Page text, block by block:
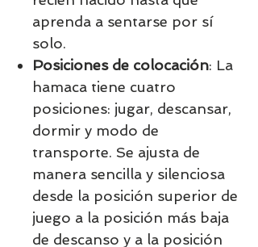
aprenda a sentarse por sí
solo.
Posiciones de colocación: La
hamaca tiene cuatro
posiciones: jugar, descansar,
dormir y modo de
transporte. Se ajusta de
manera sencilla y silenciosa
desde la posición superior de
juego a la posición más baja
de descanso y a la posición